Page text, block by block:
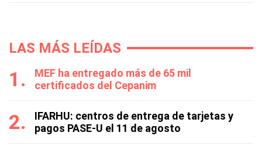
LAS MÁS LEÍDAS
MEF ha entregado más de 65 mil
certificados del Cepanim
IFARHU: centros de entrega de tarjetas y
pagos PASE-U el 11 de agosto